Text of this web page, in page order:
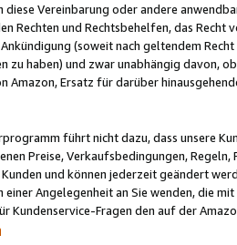
diese Vereinbarung oder andere
Rechten und Rechtsbehelfen, das
(soweit nach geltendem
zu haben) und zwar unabhängig davon,
Amazon, Ersatz für darüber
führt nicht dazu, dass unsere
Preise, Verkaufsbedingungen,
und können jederzeit geändert
einer Angelegenheit an Sie wenden, die
Kundenservice-Fragen den auf der